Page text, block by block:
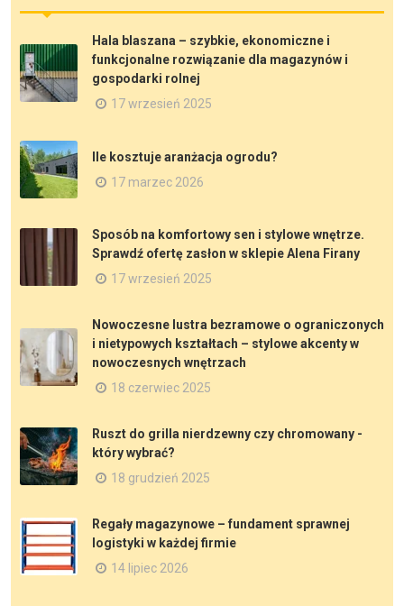
Hala blaszana – szybkie, ekonomiczne i
funkcjonalne rozwiązanie dla magazynów i
gospodarki rolnej
17 wrzesień 2025
Ile kosztuje aranżacja ogrodu?
17 marzec 2026
Sposób na komfortowy sen i stylowe wnętrze.
Sprawdź ofertę zasłon w sklepie Alena Firany
17 wrzesień 2025
Nowoczesne lustra bezramowe o ograniczonych
i nietypowych kształtach – stylowe akcenty w
nowoczesnych wnętrzach
18 czerwiec 2025
Ruszt do grilla nierdzewny czy chromowany -
który wybrać?
18 grudzień 2025
Regały magazynowe – fundament sprawnej
logistyki w każdej firmie
14 lipiec 2026